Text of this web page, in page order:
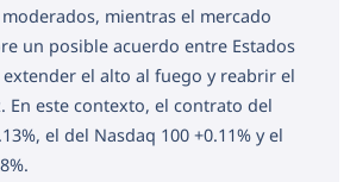
mientras el mercado
un posible acuerdo entre Estados
el alto al fuego y reabrir el
En este contexto, el contrato del
el del Nasdaq 100 +0.11% y el